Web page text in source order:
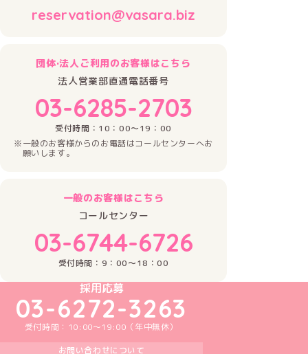
reservation@vasara.biz
団体·法人ご利用のお客様はこちら
法人営業部直通電話番号
03-6285-2703
受付時間：10：00～19：00
一般のお客様からのお電話はコールセンターへお
願いします。
一般のお客様はこちら
コールセンター
03-6744-6726
受付時間：9：00～18：00
めいどりーみんTikTok公式アカウント
めいどりーみんX公式アカウント
めいどりーみんInstagram公式アカウント
めいどりーみんFacebook公式アカウン
めいどりーみんYouTube公式アカ
採用応募
03-6272-3263
受付時間：10:00～19:00（年中無休）
お問い合わせについて